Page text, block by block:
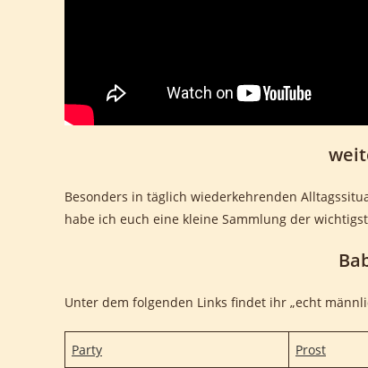
Besonders in täglich wiederkehrenden
habe ich euch eine kleine Sammlung der
Unter dem folgenden Links findet ihr „echt
Party Prost